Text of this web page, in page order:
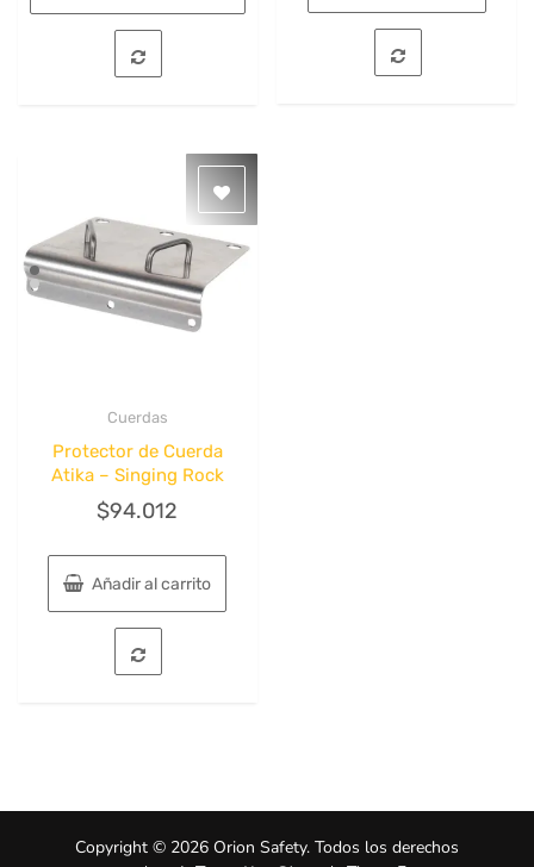
$2.542
Este
producto
tiene
pueden
elegir
en
la
página
Cuerdas
Protector de Cuerda
Atika – Singing Rock
$94.012
Añadir al carrito
Copyright © 2026 Orion Safety. Todos los derechos